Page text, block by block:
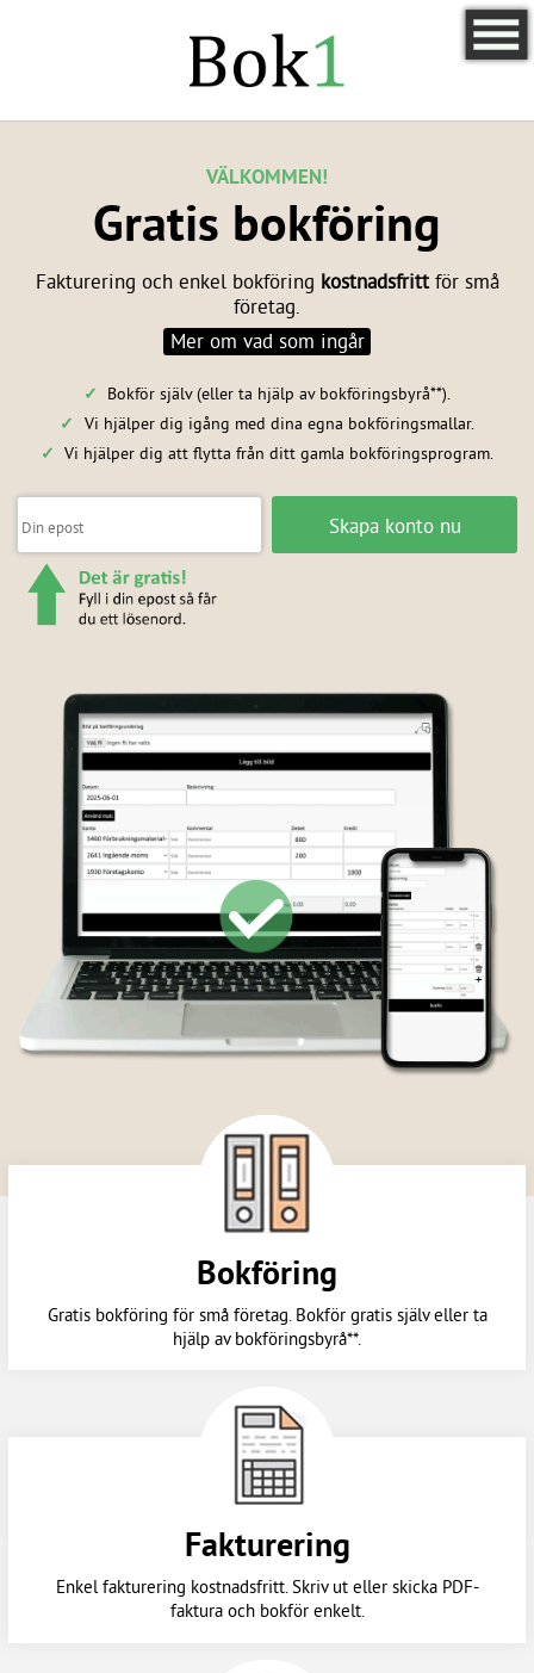
VÄLKOMMEN!
Gratis bokföring
Fakturering och enkel bokföring kostnadsfrittför små
företag.
Mer om vad som ingår
Bokför själv (eller ta hjälp av bokföringsbyrå**).
Vi hjälper dig igång med dina egna bokföringsmallar.
Vi hjälper dig att flytta från ditt gamla bokföringsprogram.
Skapa konto nu
Bokföring
Gratis bokföring för små företag. Bokför gratis själv eller ta
hjälp av bokföringsbyrå**.
Fakturering
Enkel fakturering kostnadsfritt. Skriv ut eller skicka PDF-
faktura och bokför enkelt.